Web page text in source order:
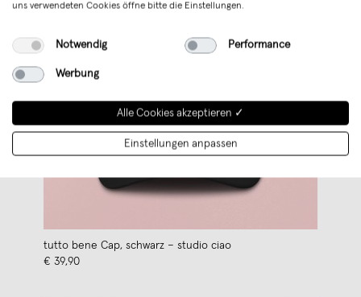
tutto bene Cap, schwarz – studio ciao
€ 39,90
uns verwendeten Cookies öffne bitte die Einstellungen.
Notwendig Performance
Werbung
Alle Cookies akzeptieren ✓
Einstellungen anpassen